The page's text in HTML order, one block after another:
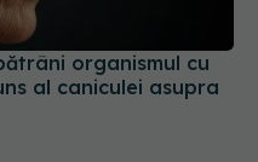
organismul cu
al caniculei asupra